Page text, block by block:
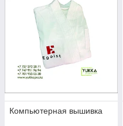
Компьютерная вышивка